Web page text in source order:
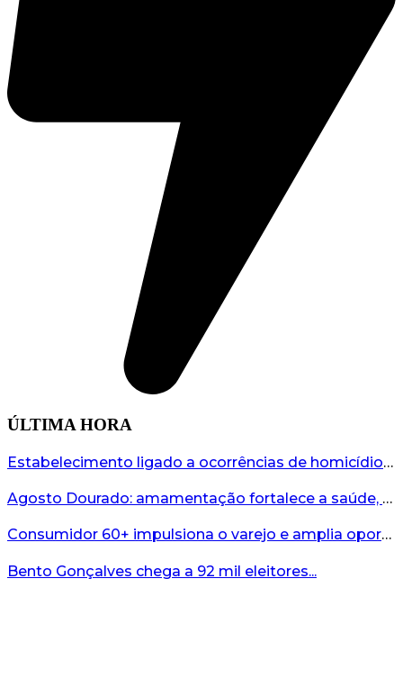
ÚLTIMA HORA
Estabelecimento ligado a ocorrências de homicídio é interditado durante fiscalização em Bento...
Agosto Dourado: amamentação fortalece a saúde, o desenvolvimento e os vínculos...
Consumidor 60+ impulsiona o varejo e amplia oportunidades para o comércio ...
Bento Gonçalves chega a 92 mil eleitores...